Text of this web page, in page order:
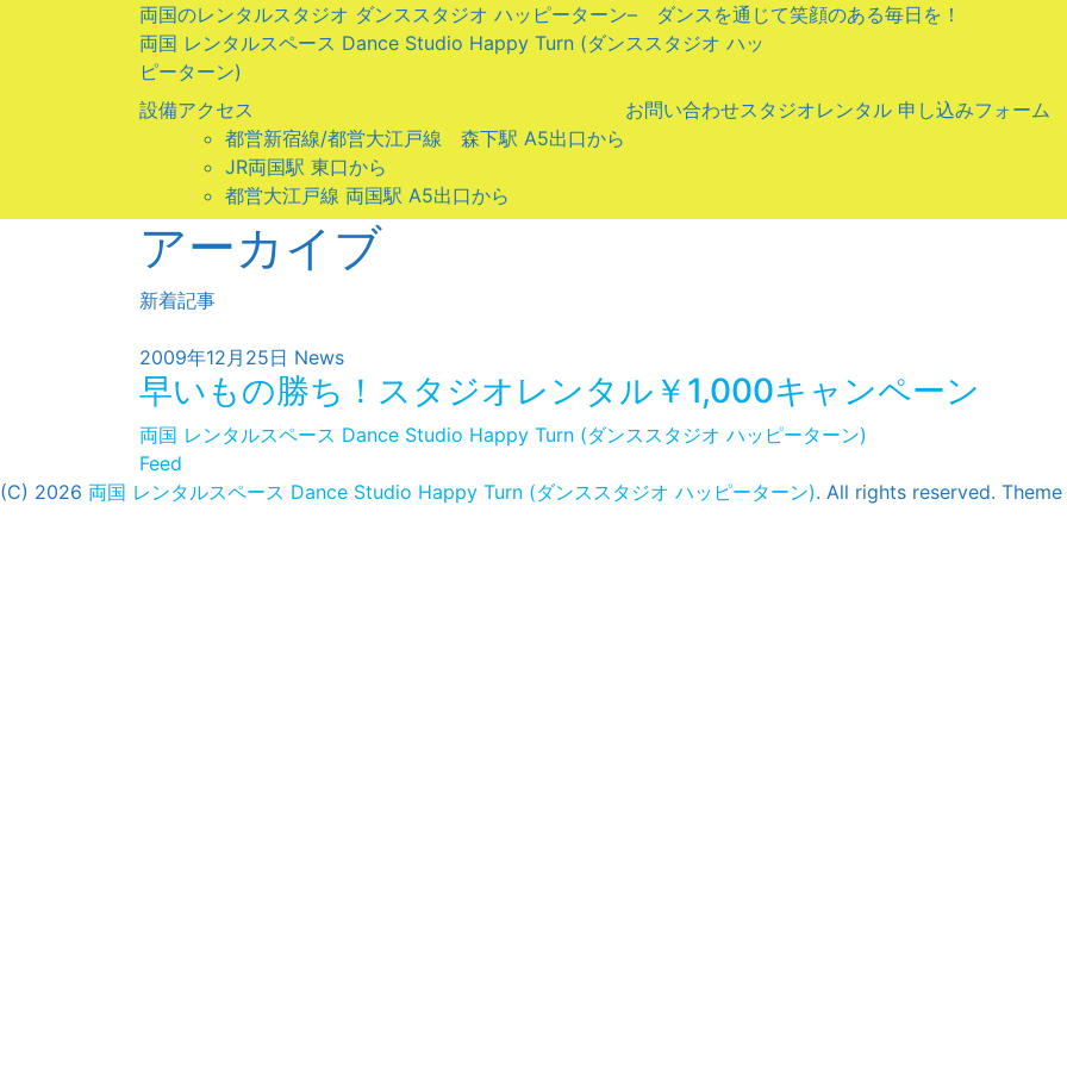
両国のレンタルスタジオ ダンススタジオ ハッピーターン– ダンスを通じて笑顔のある毎日を！
両国 レンタルスペース Dance Studio Happy Turn (ダンススタジオ ハッ
ピーターン)
設備アクセス
都営新宿線/都営大江戸線 森下駅 A5出口から
JR両国駅 東口から
都営大江戸線 両国駅 A5出口から
お問い合わせスタジオレンタル 申し込みフォーム
アーカイブ
新着記事
2009年12月25日 News
早いもの勝ち！スタジオレンタル￥1,000キャンペーン
両国 レンタルスペース Dance Studio Happy Turn (ダンススタジオ ハッピーターン)
Feed
(C) 2026 両国 レンタルスペース Dance Studio Happy Turn (ダンススタジオ ハッピーターン). All rights reserved.